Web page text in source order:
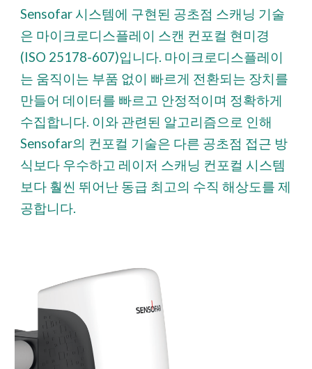
Sensofar 시스템에 구현된 공초점 스캐닝 기술
은 마이크로디스플레이 스캔 컨포컬 현미경
(ISO 25178-607)입니다. 마이크로디스플레이
는 움직이는 부품 없이 빠르게 전환되는 장치를
만들어 데이터를 빠르고 안정적이며 정확하게
수집합니다. 이와 관련된 알고리즘으로 인해
Sensofar의 컨포컬 기술은 다른 공초점 접근 방
식보다 우수하고 레이저 스캐닝 컨포컬 시스템
보다 훨씬 뛰어난 동급 최고의 수직 해상도를 제
공합니다.